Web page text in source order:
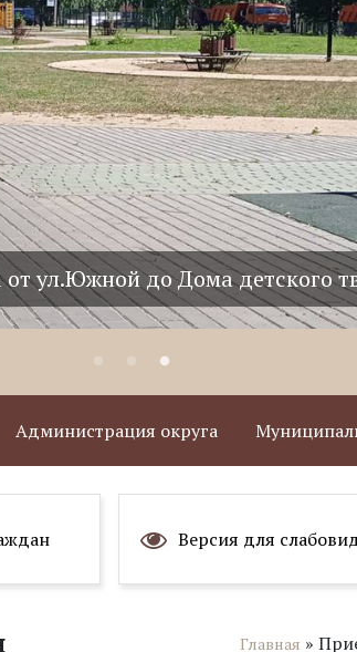
от ул.Южной до Дома детского
Администрация округа
Версия для
Главная »